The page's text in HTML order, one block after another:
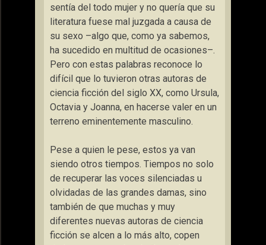
sentía del todo mujer y no quería que su
literatura fuese mal juzgada a causa de
su sexo –algo que, como ya sabemos,
ha sucedido en multitud de ocasiones–.
Pero con estas palabras reconoce lo
difícil que lo tuvieron otras autoras de
ciencia ficción del siglo XX, como Ursula,
Octavia y Joanna, en hacerse valer en un
terreno eminentemente masculino.
Pese a quien le pese, estos ya van
siendo otros tiempos. Tiempos no solo
de recuperar las voces silenciadas u
olvidadas de las grandes damas, sino
también de que muchas y muy
diferentes nuevas autoras de ciencia
ficción se alcen a lo más alto, copen